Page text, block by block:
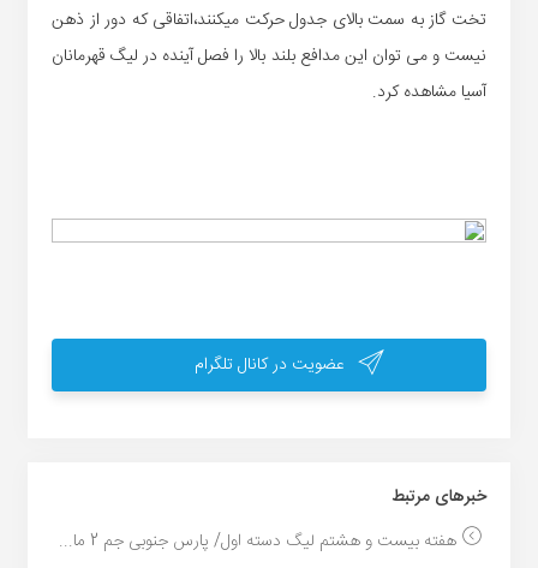
تخت گاز به سمت بالای جدول حرکت میکنند،اتفاقی که دور از ذهن
نیست و می توان این مدافع بلند بالا را فصل آینده در لیگ قهرمانان
آسیا مشاهده کرد.
عضویت در کانال تلگرام
خبر‌های مرتبط
هفته بیست و هشتم لیگ دسته اول/ پارس جنوبی جم 2 ما...